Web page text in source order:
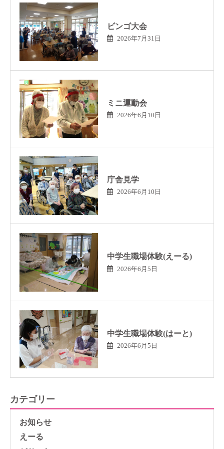
ビンゴ大会
2026年7月31日
ミニ運動会
2026年6月10日
庁舎見学
2026年6月10日
中学生職場体験(えーる)
2026年6月5日
中学生職場体験(はーと)
2026年6月5日
カテゴリー
お知らせ
えーる